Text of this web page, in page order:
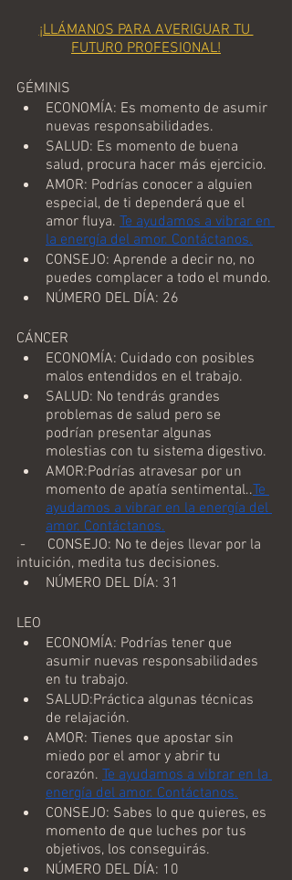
¡LLÁMANOS PARA AVERIGUAR TU
FUTURO PROFESIONAL!
GÉMINIS
ECONOMÍA: Es momento de asumir
nuevas responsabilidades.
SALUD: Es momento de buena
salud, procura hacer más ejercicio.
AMOR: Podrías conocer a alguien
especial, de ti dependerá que el
amor fluya. Te ayudamos a vibrar en
la energía del amor. Contáctanos.
CONSEJO: Aprende a decir no, no
puedes complacer a todo el mundo.
NÚMERO DEL DÍA: 26
CÁNCER
ECONOMÍA: Cuidado con posibles
malos entendidos en el trabajo.
SALUD: No tendrás grandes
problemas de salud pero se
podrían presentar algunas
molestias con tu sistema digestivo.
AMOR:Podrías atravesar por un
momento de apatía sentimental..Te
ayudamos a vibrar en la energía del
amor. Contáctanos.
intuición, medita tus decisiones.
NÚMERO DEL DÍA: 31
LEO
ECONOMÍA: Podrías tener que
asumir nuevas responsabilidades
en tu trabajo.
SALUD:Práctica algunas técnicas
de relajación.
AMOR: Tienes que apostar sin
miedo por el amor y abrir tu
corazón. Te ayudamos a vibrar en la
energía del amor. Contáctanos.
CONSEJO: Sabes lo que quieres, es
momento de que luches por tus
objetivos, los conseguirás.
NÚMERO DEL DÍA: 10